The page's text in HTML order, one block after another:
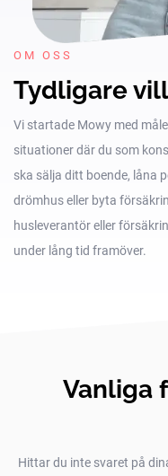
OM OSS
Tydligare
Vi startade Mowy med
situationer där du som
ska sälja ditt boende, låna
drömhus eller byta
husleverantör eller
under lång tid framöver.
Vanliga
Hittar du inte svaret på